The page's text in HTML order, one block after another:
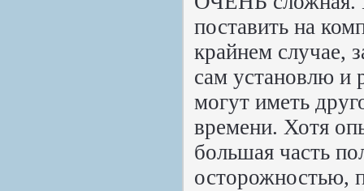
поставить на
крайнем случае,
сам установлю и
могут иметь
времени. Хотя
большая часть
осторожностью,